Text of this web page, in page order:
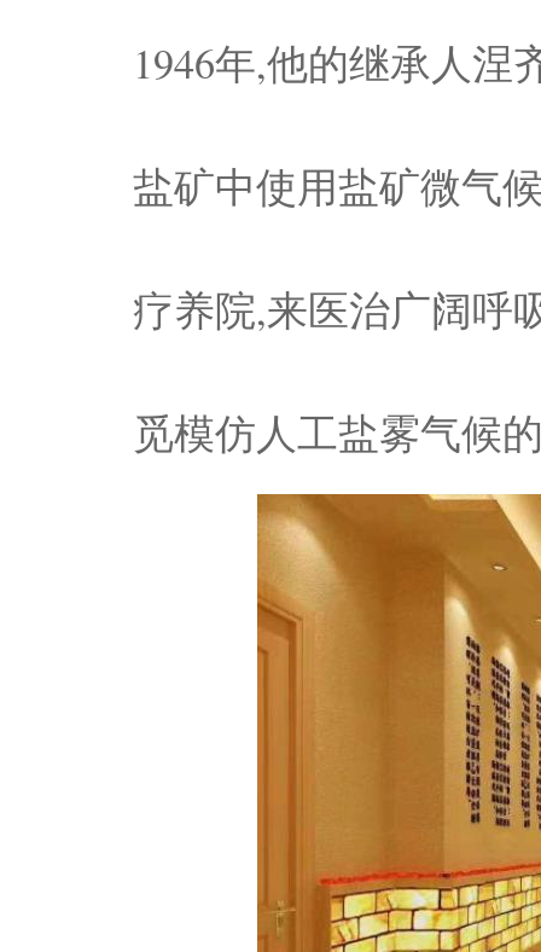
1946年,他的继承人涅
盐矿中使用盐矿微气
疗养院,来医治广阔呼
觅模仿人工盐雾气候